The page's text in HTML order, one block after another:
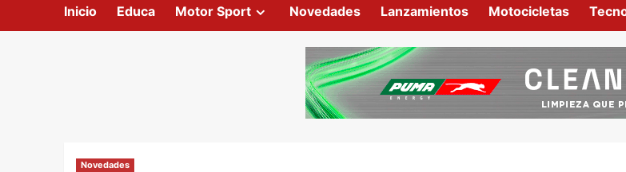
Inicio Educa Motor Sport Novedades Lanzamientos Motocicletas
Novedades